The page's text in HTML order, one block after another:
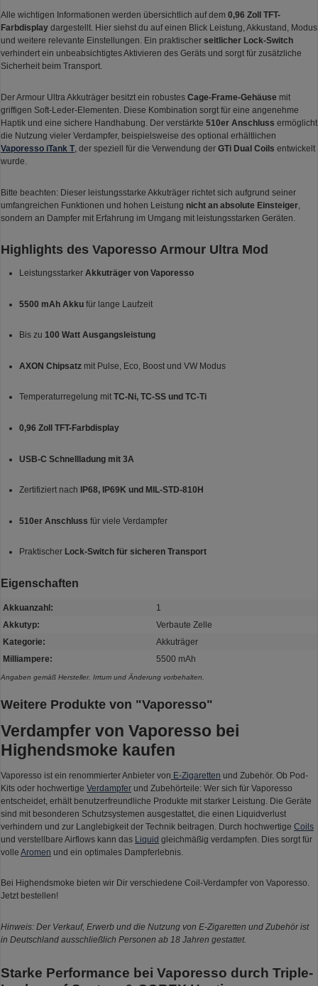
Alle wichtigen Informationen werden übersichtlich auf dem 0,96 Zoll TFT-
Farbdisplay dargestellt. Hier siehst du auf einen Blick Leistung, Akkustand, Modus
und weitere relevante Einstellungen. Ein praktischer seitlicher Lock-Switch
verhindert ein unbeabsichtigtes Aktivieren des Geräts und sorgt für zusätzliche
Sicherheit beim Transport.
Der Armour Ultra Akkuträger besitzt ein robustes Cage-Frame-Gehäuse mit
griffigen Soft-Leder-Elementen. Diese Kombination sorgt für eine angenehme
Haptik und eine sichere Handhabung. Der verstärkte 510er Anschluss ermöglicht
die Nutzung vieler Verdampfer, beispielsweise des optional erhältlichen
Vaporesso iTank T, der speziell für die Verwendung der GTi Dual Coils entwickelt
wurde.
Bitte beachten: Dieser leistungsstarke Akkuträger richtet sich aufgrund seiner
umfangreichen Funktionen und hohen Leistung nicht an absolute Einsteiger
sondern an Dampfer mit Erfahrung im Umgang mit leistungsstarken Geräten.
Highlights des Vaporesso Armour Ultra Mod
Leistungsstarker Akkuträger von Vaporesso
5500 mAh Akkufür lange Laufzeit
Bis zu 100 Watt Ausgangsleistung
AXON Chipsatzmit Pulse, Eco, Boost und VW Modus
Temperaturregelung mit TC-Ni, TC-SS und TC-Ti
0,96 Zoll TFT-Farbdisplay
USB-C Schnellladung mit 3A
Zertifiziert nach IP68, IP69K und MIL-STD-810H
510er Anschluss für viele Verdampfer
Praktischer Lock-Switch für sicheren Transport
Eigenschaften
Akkuanzahl:
1
Akkutyp:
Verbaute Zelle
Kategorie:
Akkuträger
Milliampere:
5500 mAh
Angaben gemäß Hersteller. Irrtum und Änderung vorbehalten.
Weitere Produkte von "Vaporesso"
Verdampfer von Vaporesso bei
Highendsmoke kaufen
Vaporesso ist ein renommierter Anbieter von E-Zigaretten und Zubehör. Ob Pod-
Kits oder hochwertige Verdampfer und Zubehörteile: Wer sich für Vaporesso
entscheidet, erhält benutzerfreundliche Produkte mit starker Leistung. Die Geräte
sind mit besonderen Schutzsystemen ausgestattet, die einen Liquidverlust
verhindern und zur Langlebigkeit der Technik beitragen. Durch hochwertige Coils
und verstellbare Airflows kann das Liquid gleichmäßig verdampfen. Dies sorgt für
volle Aromen und ein optimales Dampferlebnis.
Bei Highendsmoke bieten wir Dir verschiedene Coil-Verdampfer von Vaporesso.
Jetzt bestellen!
Hinweis: Der Verkauf, Erwerb und die Nutzung von E-Zigaretten und Zubehör ist
in Deutschland ausschließlich Personen ab 18 Jahren gestattet.
Starke Performance bei Vaporesso durch Triple-